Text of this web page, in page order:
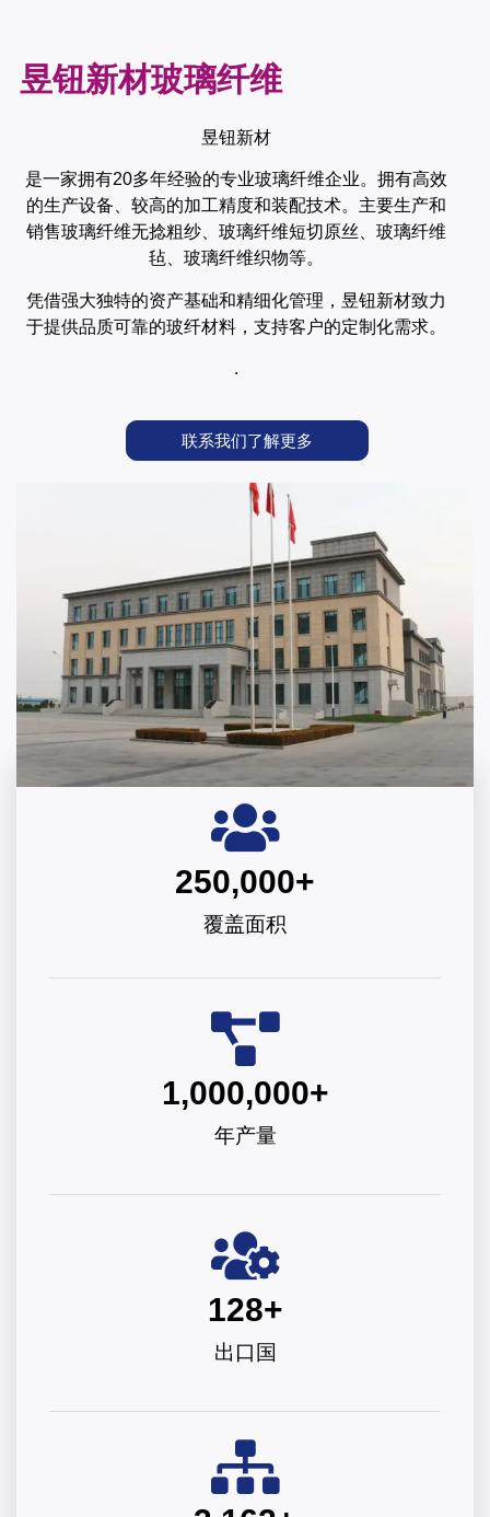
昱钮新材玻璃纤维
昱钮新材
是一家拥有20多年经验的专业玻璃纤维企业。拥有高效
的生产设备、较高的加工精度和装配技术。主要生产和
销售玻璃纤维无捻粗纱、玻璃纤维短切原丝、玻璃纤维
毡、玻璃纤维织物等。
凭借强大独特的资产基础和精细化管理，昱钮新材致力
于提供品质可靠的玻纤材料，支持客户的定制化需求。
.
联系我们了解更多
覆盖面积
250,000+
年产量
1,000,000+
出口国
128+